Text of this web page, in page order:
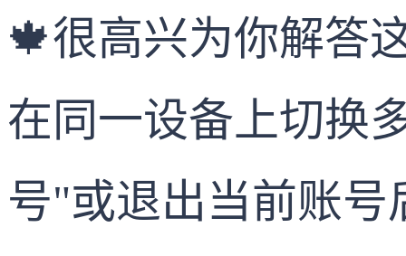
🍁很高兴为你解答
在同一设备上切换
号"或退出当前账